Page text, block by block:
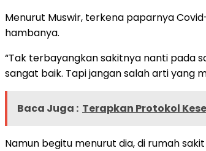
Menurut Muswir, terkena paparnya
hambanya.
“Tak terbayangkan sakitnya nanti pada
sangat baik. Tapi jangan salah arti yang
Baca Juga : Terapkan Protokol
Namun begitu menurut dia, di rumah